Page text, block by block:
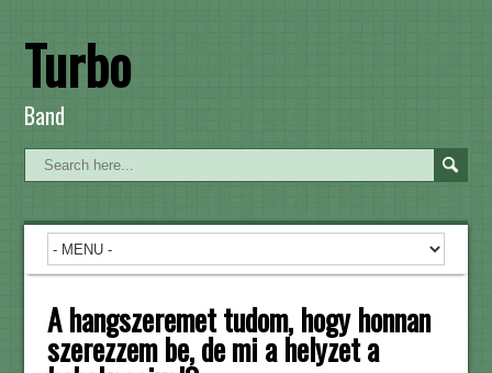
Turbo
Band
A hangszeremet tudom, hogy honnan
szerezzem be, de mi a helyzet a